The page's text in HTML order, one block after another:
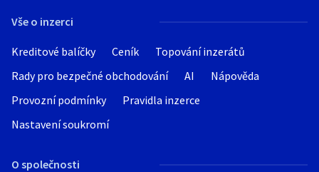
Vše o inzerci
Kreditové balíčky Ceník
Topování inzerátů
Rady pro bezpečné obchodování
AI
Nápověda
Provozní podmínky
Pravidla inzerce
Nastavení soukromí
O společnosti